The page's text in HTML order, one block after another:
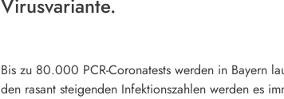
Virusvariante.
Bis zu 80.000 PCR-Coronatests werden in Bayern
den rasant steigenden Infektionszahlen werden es